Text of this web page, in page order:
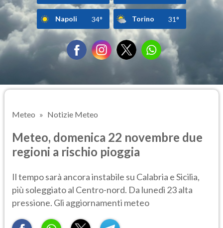
Napoli 34° Torino 31°
Meteo Notizie Meteo
Meteo, domenica 22 novembre due
regioni a rischio pioggia
Il tempo sarà ancora instabile su Calabria e Sicilia,
più soleggiato al Centro-nord. Da lunedì 23 alta
pressione. Gli aggiornamenti meteo